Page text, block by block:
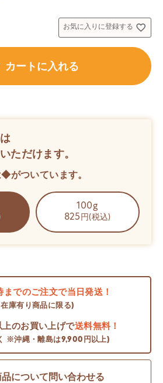
お気に入りに登録する
カートに入れる
ただけます。
がついています。
100g
825 円(税込)
までのご注文で当日発送！
庫有り商品に限る)
上のお買い上げで送料無料！
※沖縄・離島は9,900円以上)
品について問い合わせる